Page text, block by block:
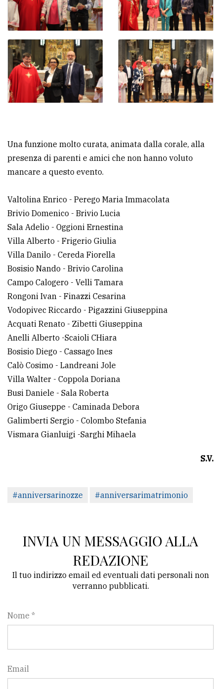
PRIVACY
Privacy
policy
Una funzione molto curata, animata dalla corale, alla
presenza di parenti e amici che non hanno voluto
mancare a questo evento.
Valtolina Enrico - Perego Maria Immacolata
Brivio Domenico - Brivio Lucia
Sala Adelio - Oggioni Ernestina
Villa Alberto - Frigerio Giulia
Villa Danilo - Cereda Fiorella
Bosisio Nando - Brivio Carolina
Campo Calogero - Velli Tamara
Rongoni Ivan - Finazzi Cesarina
Vodopivec Riccardo - Pigazzini Giuseppina
Acquati Renato - Zibetti Giuseppina
Anelli Alberto -Scaioli CHiara
Bosisio Diego - Cassago Ines
Calò Cosimo - Landreani Jole
Villa Walter - Coppola Doriana
Busi Daniele - Sala Roberta
Origo Giuseppe - Caminada Debora
Galimberti Sergio - Colombo Stefania
Vismara Gianluigi -Sarghi Mihaela
S.V.
#anniversarinozze #anniversarimatrimonio
INVIA UN MESSAGGIO ALLA
REDAZIONE
Il tuo indirizzo email ed eventuali dati personali non
verranno pubblicati.
Nome *
Email